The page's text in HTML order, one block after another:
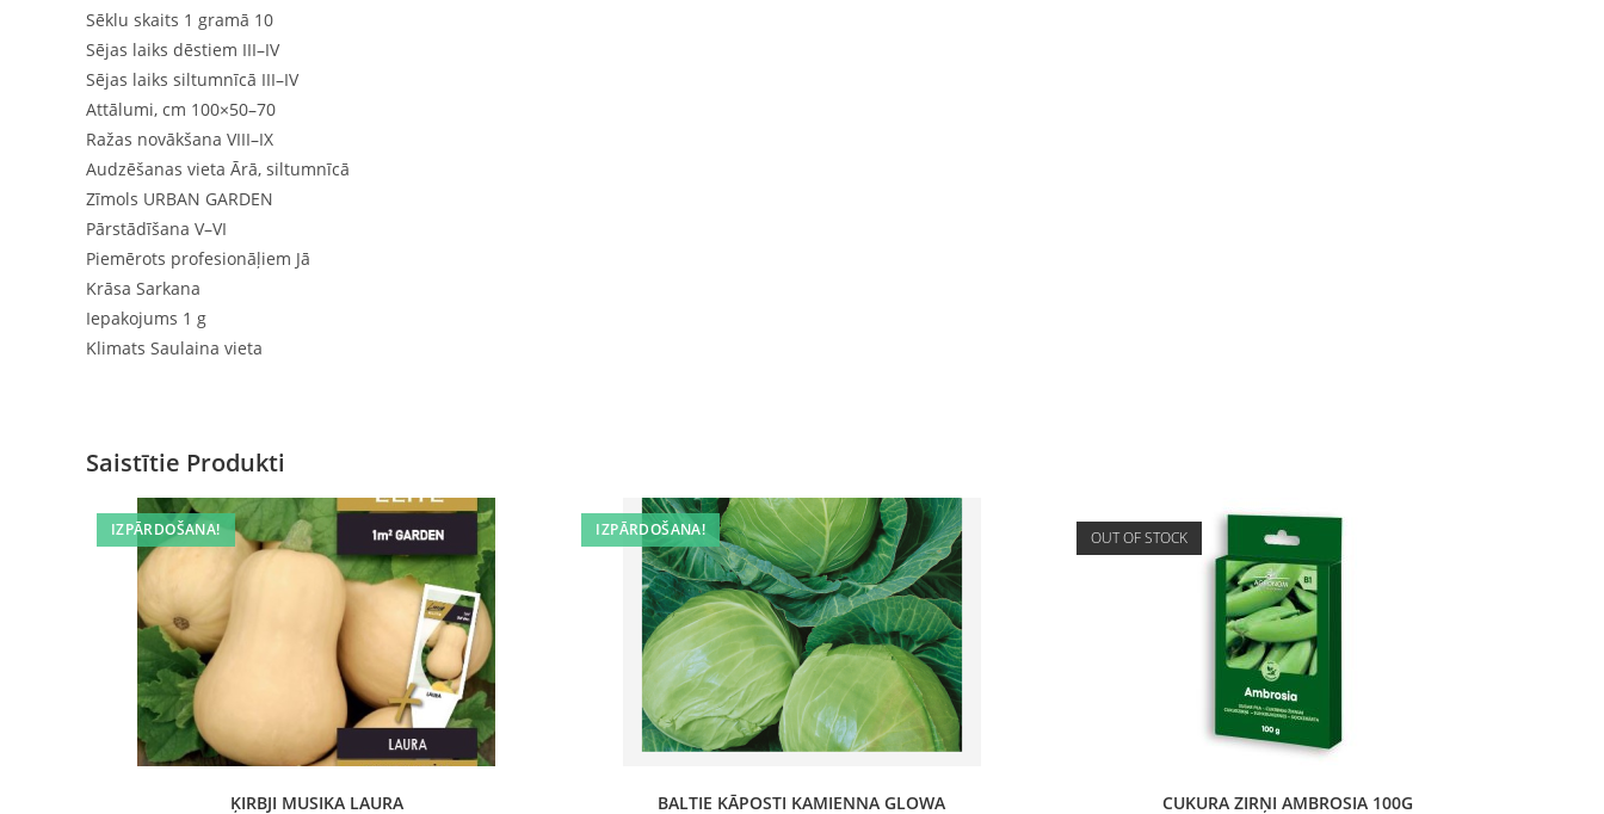
Sēklu skaits 1 gramā 10
Sējas laiks dēstiem III–IV
Sējas laiks siltumnīcā III–IV
Attālumi, cm 100×50–70
Ražas novākšana VIII–IX
Audzēšanas vieta Ārā, siltumnīcā
Zīmols URBAN GARDEN
Pārstādīšana V–VI
Piemērots profesionāļiem Jā
Krāsa Sarkana
Iepakojums 1 g
Klimats Saulaina vieta
Saistītie Produkti
IZPĀRDOŠANA!
ĶIRBJI MUSIKA LAURA
IZPĀRDOŠANA!
BALTIE KĀPOSTI KAMIENNA GLOWA
OUT OF STOCK
CUKURA ZIRŅI AMBROSIA 100G